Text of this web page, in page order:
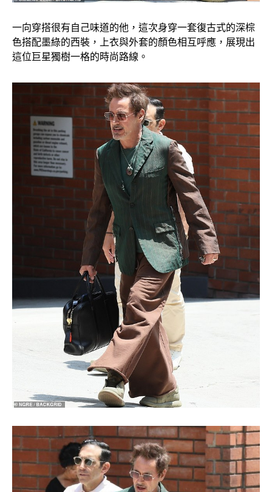
一向穿搭很有自己味道的他，這次身穿一套復古式的深棕
色搭配墨綠的西裝，上衣與外套的顏色相互呼應，展現出
這位巨星獨樹一格的時尚路線。